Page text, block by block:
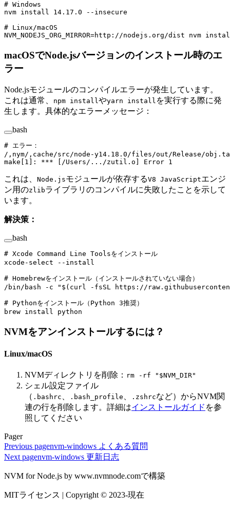
# Windows
nvm install 14.17.0 --insecure
# Linux/macOS
NVM_NODEJS_ORG_MIRROR=http://nodejs.org/dist nvm
macOSでNode.jsバージョンのインストール時のエ
ラー
Node.jsモジュールのコンパイルエラーが発生しています。
これは通常、
npm installやyarn install を実行する際に発
生します。具体的なエラーメッセージ：
bash
# エラー：
/,nym/,cache/src/node-y14.18.0/files/out/Release/
make[1]:
*** [/Users/.../zutil.o] Error 1
これは、 Node.jsモジュールが依存するV8 JavaScriptエンジ
ン用のzlibライブラリのコンパイルに失敗したことを示して
います。
解決策：
bash
# Xcode Command Line Toolsをインストール
xcode-select --install
# Homebrewをインストール（インストールされていない場合）
/bin/bash -c "$( curl -fsSL https://
# Pythonをインストール（Python 3推奨）
brew install python
NVMをアンインストールするには？
Linux/macOS
NVMディレクトリを削除： rm -rf "$NVM_DIR"
シェル設定ファイル
（ .bashrc .bash_profile .zshrcなど）からNVM関
連の行を削除します。詳細はインストールガイド を参
照してください
Pager
Previous pagenvm-windows よくある質問
Next pagenvm-windows 更新日志
NVM for Node.js by www.nvmnode.comで構築
MITライセンス | Copyright © 2023-現在